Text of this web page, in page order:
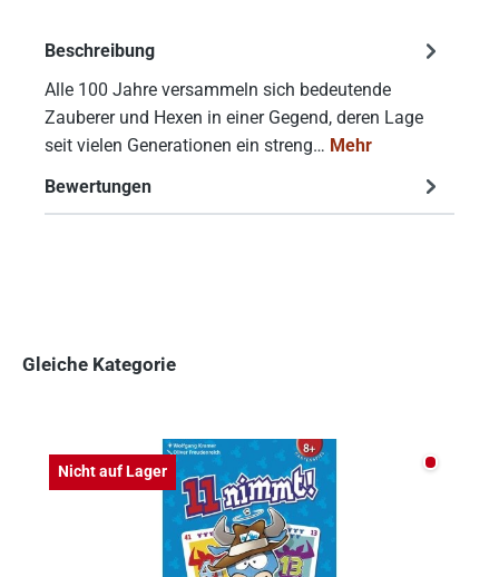
Beschreibung
Alle 100 Jahre versammeln sich bedeutende
Zauberer und Hexen in einer Gegend, deren Lage
seit vielen Generationen ein streng… Mehr
Bewertungen
Gleiche Kategorie
Nicht auf Lager Nicht